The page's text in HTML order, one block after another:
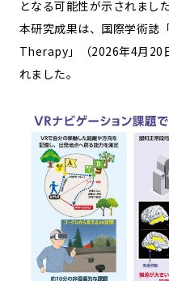
となる可能性が示されました
本研究成果は、国際学術
Therapy」（2026年4月20
れました。